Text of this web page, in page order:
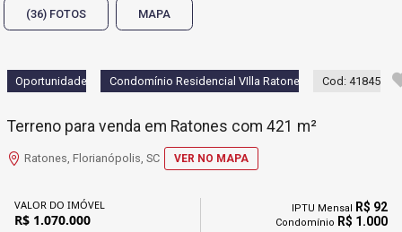
(36) FOTOS MAPA
Oportunidade Condomínio Residencial VIlla Ratones 2 Cod: 41845
Terreno para venda em Ratones com 421 m²
Ratones, Florianópolis, SC VER NO MAPA
VALOR DO IMÓVEL
R$ 1.070.000
IPTU Mensal R$ 92
Condomínio R$ 1.000